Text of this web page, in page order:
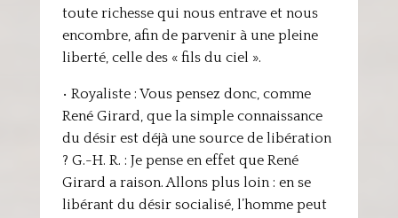
toute richesse qui nous entrave et nous
encombre, afin de parvenir à une pleine
liberté, celle des « fils du ciel ».
• Royaliste : Vous pensez donc, comme
René Girard, que la simple connaissance
du désir est déjà une source de libération
? G.-H. R. : Je pense en effet que René
Girard a raison. Allons plus loin : en se
libérant du désir socialisé, l’homme peut